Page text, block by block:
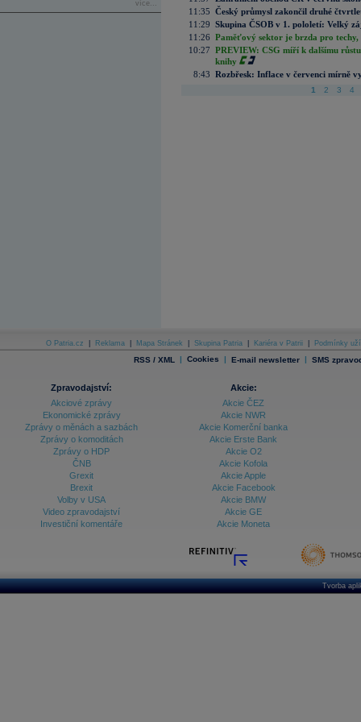
více...
11:35 Český průmysl zakončil druhé
11:29 Skupina ČSOB v 1. pololetí: Velký
11:26 Paměťový sektor je brzda pro techy,
10:27 PREVIEW: CSG míří k dalšímu
knihy
8:43 Rozbřesk: Inflace v červenci mírně
1 2 3 4
O Patria.cz Reklama Mapa Stránek Skupina Patria Kariéra v Patrii Podmínky
RSS / XML | Cookies | E-mail newsletter | SMS
Zpravodajství:
Akciové zprávy
Ekonomické zprávy
Zprávy o měnách a sazbách
Zprávy o komoditách
Zprávy o HDP
ČNB
Grexit
Brexit
Volby v USA
Video zpravodajství
Investiční komentáře
Akcie:
Akcie ČEZ
Akcie NWR
Akcie Komerční banka
Akcie Erste Bank
Akcie O2
Akcie Kofola
Akcie Apple
Akcie Facebook
Akcie BMW
Akcie GE
Akcie Moneta
Tvorba